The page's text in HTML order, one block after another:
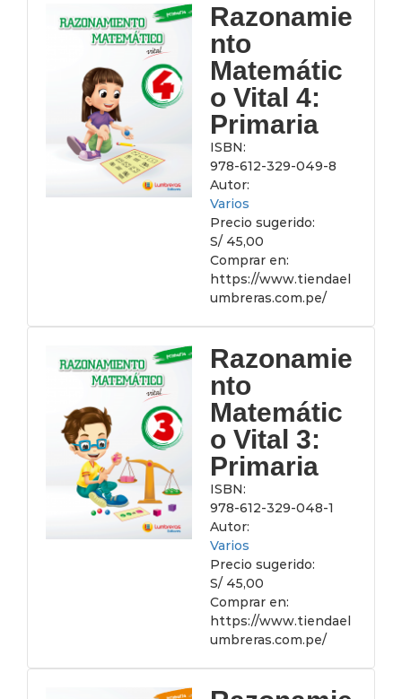
Razonamie
nto
Matemátic
o Vital 4:
Primaria
ISBN:
978-612-329-049-8
Autor:
Varios
Precio sugerido:
S/ 45,00
Comprar en:
https://www.tiendael
umbreras.com.pe/
Razonamie
nto
Matemátic
o Vital 3:
Primaria
ISBN:
978-612-329-048-1
Autor:
Varios
Precio sugerido:
S/ 45,00
Comprar en:
https://www.tiendael
umbreras.com.pe/